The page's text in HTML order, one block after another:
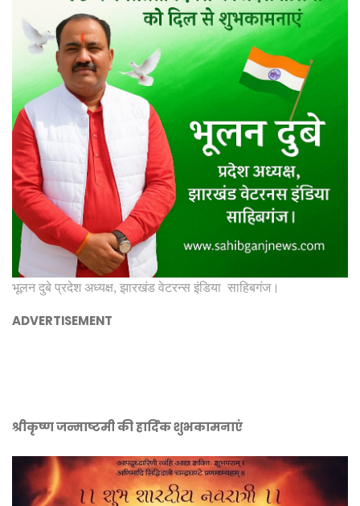
भूलन दुबे प्रदेश अध्यक्ष, झारखंड वेटरन्स इंडिया साहिबगंज।
ADVERTISEMENT
श्रीकृष्ण जन्माष्टमी की हार्दिक शुभकामनाएं